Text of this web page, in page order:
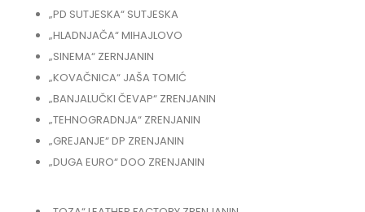
„PD SUTJESKA“ SUTJESKA
„HLADNJAČA“ MIHAJLOVO
„SINEMA“ ZERNJANIN
„KOVAČNICA“ JAŠA TOMIĆ
„BANJALUČKI ČEVAP“ ZRENJANIN
„TEHNOGRADNJA“ ZRENJANIN
„GREJANJE“ DP ZRENJANIN
„DUGA EURO“ DOO ZRENJANIN